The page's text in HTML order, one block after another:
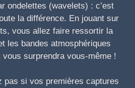
ondelettes (wavelets) : c’est
la différence. En jouant sur
vous allez faire ressortir la
les bandes atmosphériques
surprendra vous-même !
pas si vos premières captures